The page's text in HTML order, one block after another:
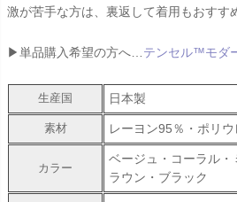
激が苦手な方は、裏返して着用もおすす
▶単品購入希望の方へ…テンセル™モダ
生産国 日本製
素材 レーヨン95％・ポリ
カラー
ベージュ・コーラル
ラウン・ブラック